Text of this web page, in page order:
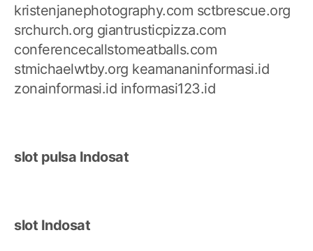
kristenjanephotography.com sctbrescue.org
srchurch.org giantrusticpizza.com
conferencecallstomeatballs.com
stmichaelwtby.org keamananinformasi.id
zonainformasi.id informasi123.id
slot pulsa Indosat
slot Indosat